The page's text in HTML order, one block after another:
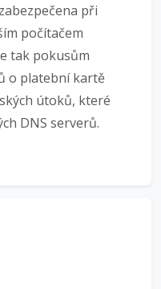
při
počítačem
tak pokusům
o platební kartě
útoků, které
DNS serverů.